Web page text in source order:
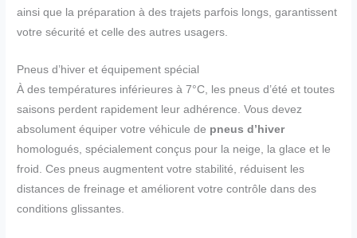
ainsi que la préparation à des trajets parfois longs, garantissent
votre sécurité et celle des autres usagers.
Pneus d’hiver et équipement spécial
À des températures inférieures à 7°C, les pneus d’été et toutes
saisons perdent rapidement leur adhérence. Vous devez
absolument équiper votre véhicule de pneus d’hiver
homologués, spécialement conçus pour la neige, la glace et le
froid. Ces pneus augmentent votre stabilité, réduisent les
distances de freinage et améliorent votre contrôle dans des
conditions glissantes.